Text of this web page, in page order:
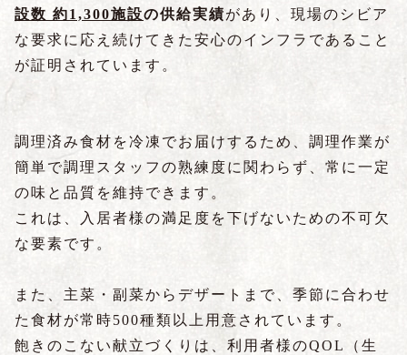
設数 約1,300施設の供給実績があり、現場のシビア
な要求に応え続けてきた安心のインフラであること
が証明されています。
調理済み食材を冷凍でお届けするため、調理作業が
簡単で調理スタッフの熟練度に関わらず、常に一定
の味と品質を維持できます。
これは、入居者様の満足度を下げないための不可欠
な要素です。
また、主菜・副菜からデザートまで、季節に合わせ
た食材が常時500種類以上用意されています。
飽きのこない献立づくりは、利用者様のQOL（生